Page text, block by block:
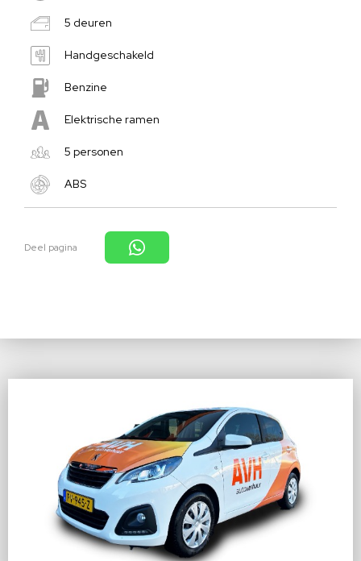
5 deuren
Handgeschakeld
Benzine
Elektrische ramen
5 personen
ABS
Deel pagina